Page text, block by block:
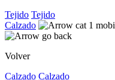
Tejido Tejido
Calzado
Volver
Calzado Calzado